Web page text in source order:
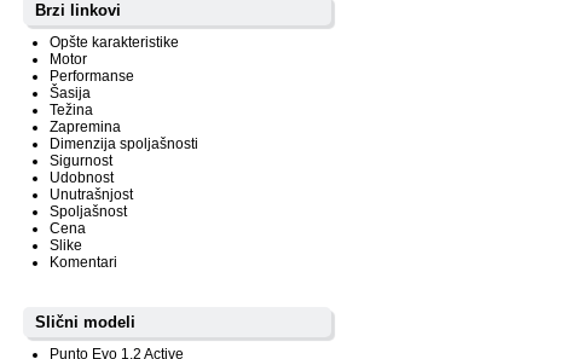
Brzi linkovi
Opšte karakteristike
Motor
Performanse
Šasija
Težina
Zapremina
Dimenzija spoljašnosti
Sigurnost
Udobnost
Unutrašnjost
Spoljašnost
Cena
Slike
Komentari
Slični modeli
Punto Evo 1.2 Active